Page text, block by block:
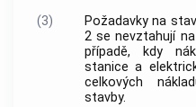
(3)
Požadavky na
2 se nevztahují
případě, kdy
stanice a
celkových
stavby.